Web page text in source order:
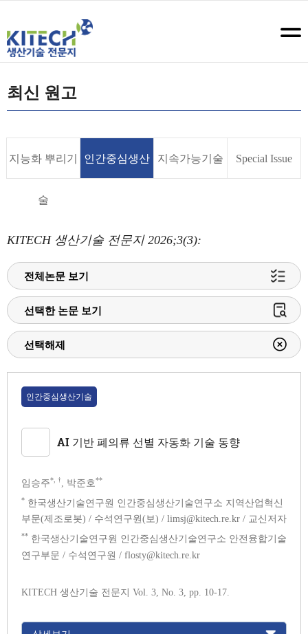
최신 원고
지능화 뿌리기
술
인간중심생산 지속가능기술 Special Issue
KITECH 생산기술 전문지 2026;3(3):
전체논문 보기
선택한 논문 보기
선택해제
인간중심생산기술
AI 기반 폐의류 선별 자동화 기술 동향
임승주*, † , 박준호**
* 한국생산기술연구원 인간중심생산기술연구소 지역산업혁신
부문(제조로봇) / 수석연구원(보) / limsj@kitech.re.kr / 교신저자
** 한국생산기술연구원 인간중심생산기술연구소 안전융합기술
연구부문 / 수석연구원 / flosty@kitech.re.kr
KITECH 생산기술 전문지 Vol. 3, No. 3, pp. 10-17.